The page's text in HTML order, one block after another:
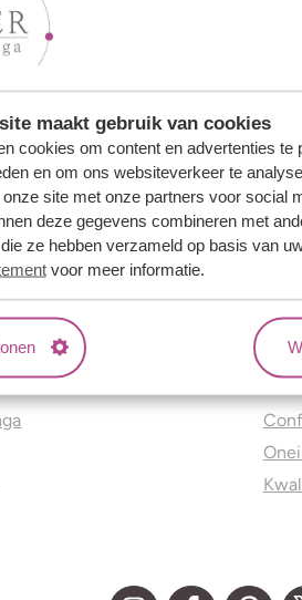
maakt gebruik van cookies
cookies om content en advertenties
en om ons websiteverkeer te
site met onze partners voor social
deze gegevens combineren met
ze hebben verzameld op basis van
voor meer informatie.